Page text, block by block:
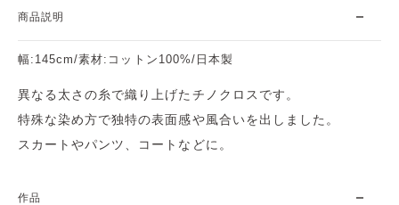
商品説明
幅:145cm/素材:コットン100%/日本製
異なる太さの糸で織り上げたチノクロスです。
特殊な染め方で独特の表面感や風合いを出しました。
スカートやパンツ、コートなどに。
作品